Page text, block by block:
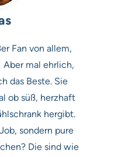
Fan von allem,
Aber mal ehrlich,
das Beste. Sie
ob süß, herzhaft
hergibt.
sondern pure
Die sind wie